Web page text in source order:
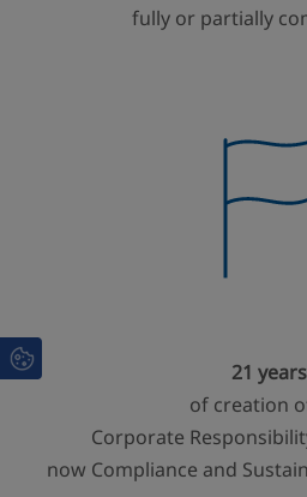
fully or partially
21 years
of creation
Corporate
now Compliance and